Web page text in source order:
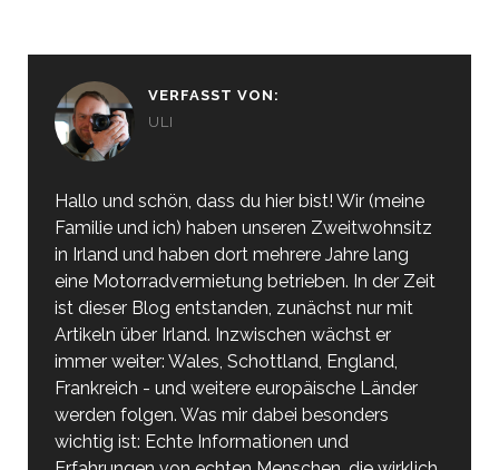
VERFASST VON:
ULI
Hallo und schön, dass du hier bist! Wir (meine
Familie und ich) haben unseren Zweitwohnsitz
in Irland und haben dort mehrere Jahre lang
eine Motorradvermietung betrieben. In der Zeit
ist dieser Blog entstanden, zunächst nur mit
Artikeln über Irland. Inzwischen wächst er
immer weiter: Wales, Schottland, England,
Frankreich - und weitere europäische Länder
werden folgen. Was mir dabei besonders
wichtig ist: Echte Informationen und